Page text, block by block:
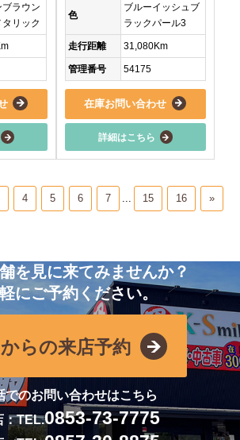
ブラウン
リック
色
ブルーイッシュブ
ラックパール3
走行距離 31,080Km
管理番号 54175
在庫お問い合わせ
詳細はこちら
4 5 6 7 15 16 »
を見に来てみませんか？
にご予約ください。
らの来店予約
でのお問い合わせはこちら
：TEL.0853-73-7775